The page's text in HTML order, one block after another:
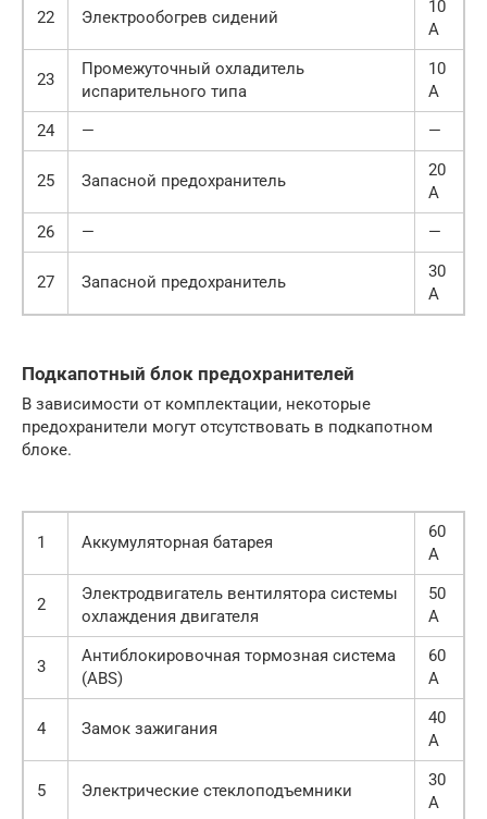
22 Электрообогрев сидений
10
А
23
Промежуточный охладитель
испарительного типа
10
А
24
— —
25 Запасной предохранитель
20
А
26
— —
27 Запасной предохранитель
30
А
Подкапотный блок предохранителей
В зависимости от комплектации, некоторые
предохранители могут отсутствовать в подкапотном
блоке.
1 Аккумуляторная батарея
60
А
2
Электродвигатель вентилятора системы
охлаждения двигателя
50
А
3
Антиблокировочная тормозная система
(ABS)
60
А
4 Замок зажигания
40
А
5 Электрические стеклоподъемники
30
А